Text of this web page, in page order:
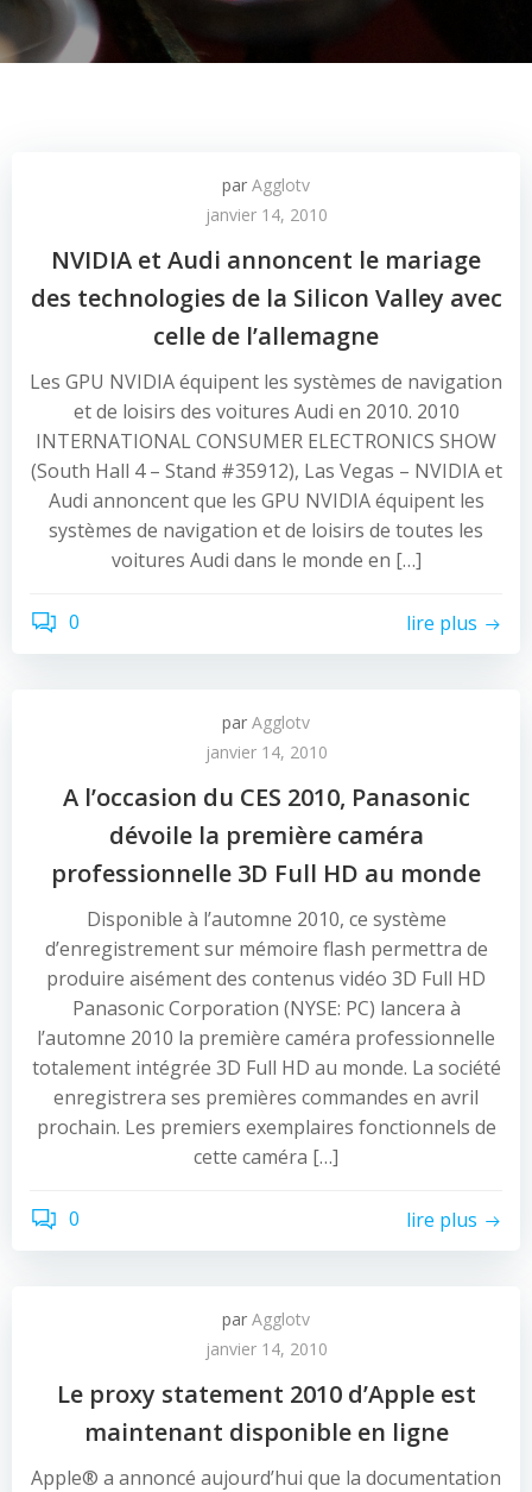
par Agglotv
janvier 14, 2010
NVIDIA et Audi annoncent le mariage
des technologies de la Silicon Valley avec
celle de l’allemagne
Les GPU NVIDIA équipent les systèmes de navigation
et de loisirs des voitures Audi en 2010. 2010
INTERNATIONAL CONSUMER ELECTRONICS SHOW
(South Hall 4 – Stand #35912), Las Vegas – NVIDIA et
Audi annoncent que les GPU NVIDIA équipent les
systèmes de navigation et de loisirs de toutes les
voitures Audi dans le monde en […]
0 lire plus
par Agglotv
janvier 14, 2010
A l’occasion du CES 2010, Panasonic
dévoile la première caméra
professionnelle 3D Full HD au monde
Disponible à l’automne 2010, ce système
d’enregistrement sur mémoire flash permettra de
produire aisément des contenus vidéo 3D Full HD
Panasonic Corporation (NYSE: PC) lancera à
l’automne 2010 la première caméra professionnelle
totalement intégrée 3D Full HD au monde. La société
enregistrera ses premières commandes en avril
prochain. Les premiers exemplaires fonctionnels de
cette caméra […]
0 lire plus
par Agglotv
janvier 14, 2010
Le proxy statement 2010 d’Apple est
maintenant disponible en ligne
Apple® a annoncé aujourd’hui que la documentation